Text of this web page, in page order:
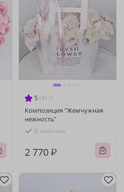
5 (417)
Композиция "Жемчужная
нежность"
В наличии
2 770 ₽